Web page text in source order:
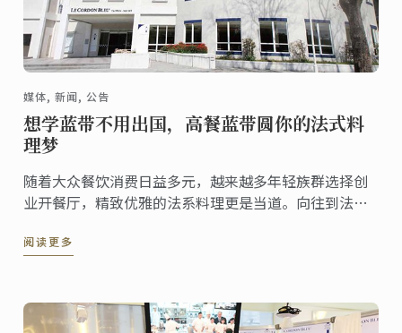
媒体, 新闻, 公告
想学蓝带不用出国，高餐蓝带圆你的法式料
理梦
随着大众餐饮消费日益多元，越来越多年轻族群选择创
业开餐厅，精致优雅的法系料理更是当道。向往到法国
带将提供原汁原味的蓝带课程，于七月中开设法式料理
阅读更多